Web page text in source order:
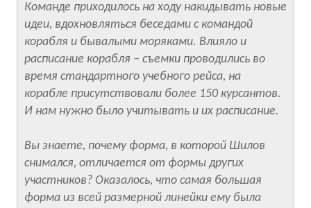
Команде приходилось на ходу накидывать новые
идеи, вдохновляться беседами с командой
корабля и бывалыми моряками. Влияло и
расписание корабля – съемки проводились во
время стандартного учебного рейса, на
корабле присутствовали более 150 курсантов.
И нам нужно было учитывать и их расписание.
Вы знаете, почему форма, в которой Шилов
снимался, отличается от формы других
участников? Оказалось, что самая большая
форма из всей размерной линейки ему была